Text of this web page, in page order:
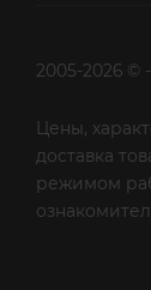
2005-2026 ©
Цены,
доставка
режимом